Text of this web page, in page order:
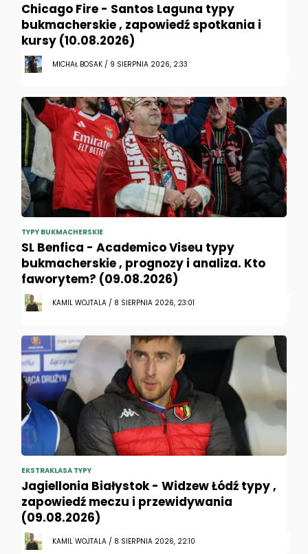
Chicago Fire - Santos Laguna typy
bukmacherskie , zapowiedź spotkania i
kursy (10.08.2026)
MICHAŁ BOSAK / 9 SIERPNIA 2026, 2:33
TYPY BUKMACHERSKIE
SL Benfica - Academico Viseu typy
bukmacherskie , prognozy i analiza. Kto
faworytem? (09.08.2026)
KAMIL WOJTALA / 8 SIERPNIA 2026, 23:01
EKSTRAKLASA TYPY
Jagiellonia Białystok - Widzew Łódź typy ,
zapowiedź meczu i przewidywania
(09.08.2026)
KAMIL WOJTALA / 8 SIERPNIA 2026, 22:10